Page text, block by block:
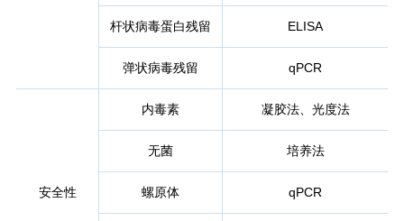
杆状病毒蛋白残留 ELISA
弹状病毒残留 qPCR
安全性
内毒素 凝胶法、光度法
无菌 培养法
螺原体 qPCR